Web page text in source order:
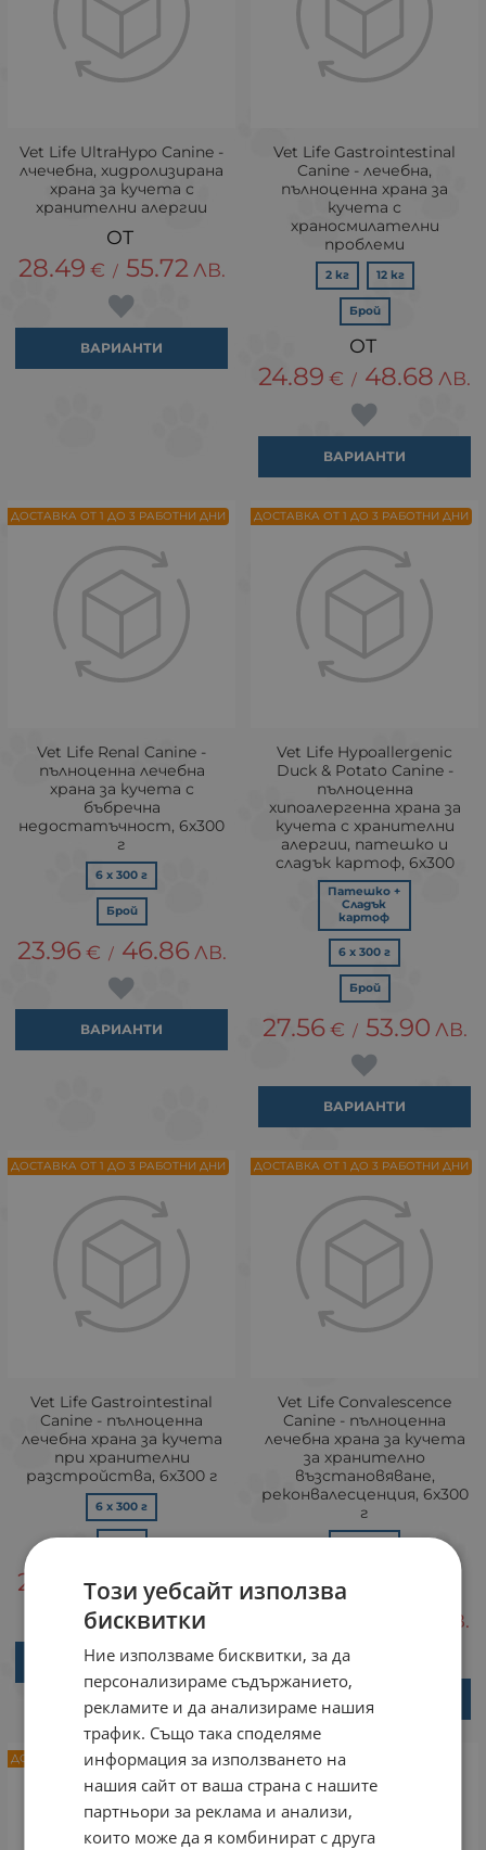
Vet Life UltraHypo Canine -
лчечебна, хидролизирана
храна за кучета с
хранителни алергии
28.49 € / 55.72 ЛВ.
ВАРИАНТИ
Vet Life Gastrointestinal
Canine - лечебна,
пълноценна храна за
кучета с
храносмилателни
проблеми
2 кг 12 кг
Брой
24.89 € / 48.68 ЛВ.
ВАРИАНТИ
Vet Life Renal Canine -
пълноценна лечебна
храна за кучета с
бъбречна
недостатъчност, 6х300
г
6 x 300 г
Брой
23.96 € / 46.86 ЛВ.
ВАРИАНТИ
ДОСТАВКА ОТ 1 ДО 3 РАБОТНИ ДНИ
Vet Life Hypoallergenic
Duck & Potato Canine -
пълноценна
хипоалергенна храна за
кучета с хранителни
алергии, патешко и
сладък картоф, 6х300
Патешко +
Сладък
картоф
6 x 300 г
Брой
27.56 € / 53.90 ЛВ.
ВАРИАНТИ
ДОСТАВКА ОТ 1 ДО 3 РАБОТНИ ДНИ
Vet Life Gastrointestinal
Canine - пълноценна
лечебна храна за кучета
при хранителни
разстройства, 6х300 г
6 x 300 г
Брой
23.96 € / 46.86 ЛВ.
ВАРИАНТИ
ДОСТАВКА ОТ 1 ДО 3 РАБОТНИ ДНИ
Vet Life Convalescence
Canine - пълноценна
лечебна храна за кучета
за хранително
възстановяване,
реконвалесценция, 6x300
г
ЛВ.
ДОСТАВКА ОТ 1 ДО 3 РАБОТНИ ДНИ
ДОСТАВКА ОТ 1 ДО 3 РАБОТНИ ДНИ НЕНАЛИЧЕН
Този уебсайт използва
бисквитки
Ние използваме бисквитки, за да
персонализираме съдържанието,
рекламите и да анализираме нашия
трафик. Също така споделяме
информация за използването на
нашия сайт от ваша страна с нашите
партньори за реклама и анализи,
които може да я комбинират с друга